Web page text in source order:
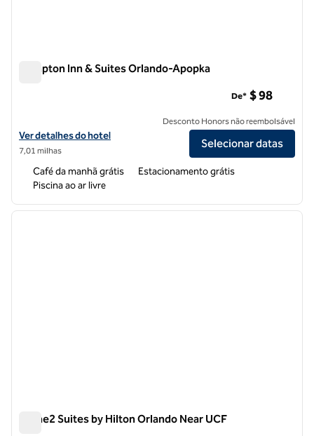
Hampton Inn & Suites Orlando-Apopka
Exibir detalhes do hotel Hampton Inn & Suites Orlando-Apopka
Ver detalhes do hotel
7,01 milhas
De* $ 98
Desconto Honors não reembolsável
Selecionar datas
Café da manhã grátis
Estacionamento grátis
Piscina ao ar livre
1 de 12
Home2 Suites by Hilton Orlando Near UCF